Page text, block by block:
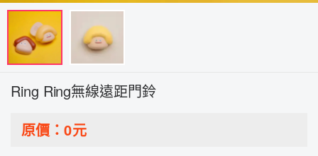
Ring Ring無線遠距門鈴
原價：0元